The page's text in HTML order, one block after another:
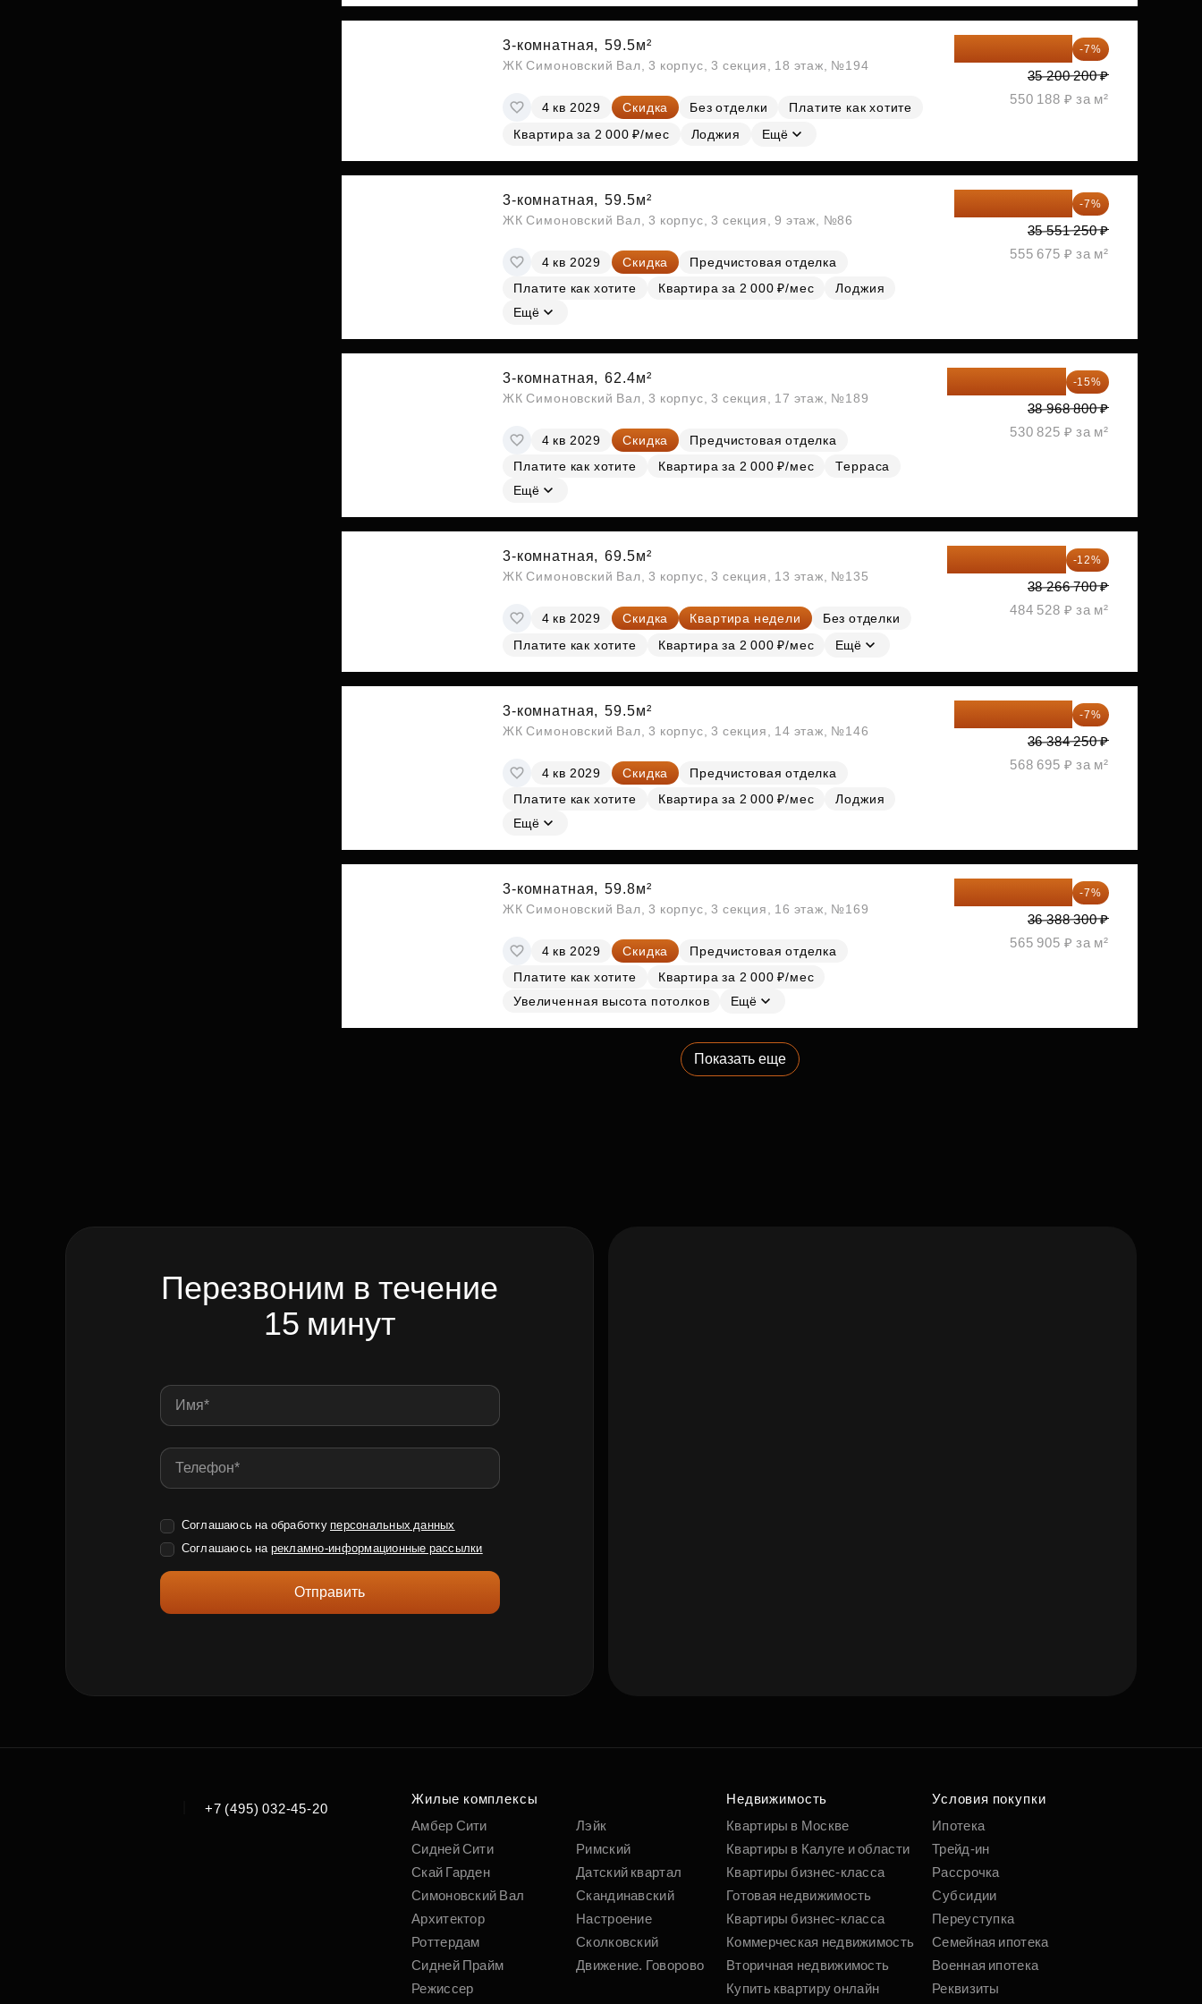
3-комнатная, 59.5м²
ЖК Симоновский Вал, 3 корпус, 3 секция, 18 этаж, №194
4 кв 2029 Скидка Без отделки
Платите как хотите
Квартира за 2 000 ₽/мес
Лоджия Ещё
32 736 186 ₽ -7%
35 200 200 ₽
550 188 ₽ за м²
3-комнатная, 59.5м²
ЖК Симоновский Вал, 3 корпус, 3 секция, 9 этаж, №86
4 кв 2029 Скидка
Предчистовая отделка
Платите как хотите
Квартира за 2 000 ₽/мес
Лоджия
Ещё
33 062 663 ₽ -7%
35 551 250 ₽
555 675 ₽ за м²
3-комнатная, 62.4м²
ЖК Симоновский Вал, 3 корпус, 3 секция, 17 этаж, №189
4 кв 2029 Скидка
Предчистовая отделка
Платите как хотите
Квартира за 2 000 ₽/мес
Терраса
Ещё
-15%
38 968 800 ₽
530 825 ₽ за м²
3-комнатная, 69.5м²
ЖК Симоновский Вал, 3 корпус, 3 секция, 13 этаж, №135
4 кв 2029 Скидка Квартира недели
Без отделки
Платите как хотите
Квартира за 2 000 ₽/мес Ещё
-12%
38 266 700 ₽
484 528 ₽ за м²
3-комнатная, 59.5м²
ЖК Симоновский Вал, 3 корпус, 3 секция, 14 этаж, №146
4 кв 2029 Скидка
Предчистовая отделка
Платите как хотите
Квартира за 2 000 ₽/мес
Лоджия
Ещё
33 837 353 ₽ -7%
36 384 250 ₽
568 695 ₽ за м²
3-комнатная, 59.8м²
ЖК Симоновский Вал, 3 корпус, 3 секция, 16 этаж, №169
4 кв 2029 Скидка
Предчистовая отделка
Платите как хотите
Квартира за 2 000 ₽/мес
Увеличенная высота потолков
Ещё
33 841 119 ₽ -7%
36 388 300 ₽
565 905 ₽ за м²
Показать еще
Перезвоним в течение
15 минут
Соглашаюсь на обработку персональных данных
Соглашаюсь на рекламно-информационные рассылки
Отправить
+7 (495) 032-45-20
Жилые комплексы
Амбер Сити
Сидней Сити
Скай Гарден
Симоновский Вал
Архитектор
Роттердам
Сидней Прайм
Режиссер
Лэйк
Римский
Датский квартал
Скандинавский
Настроение
Сколковский
Движение. Говорово
Недвижимость
Квартиры в Москве
Квартиры в Калуге и области
Квартиры бизнес-класса
Готовая недвижимость
Квартиры бизнес-класса
Коммерческая недвижимость
Вторичная недвижимость
Купить квартиру онлайн
Условия покупки
Ипотека
Трейд-ин
Рассрочка
Субсидии
Переуступка
Семейная ипотека
Военная ипотека
Реквизиты